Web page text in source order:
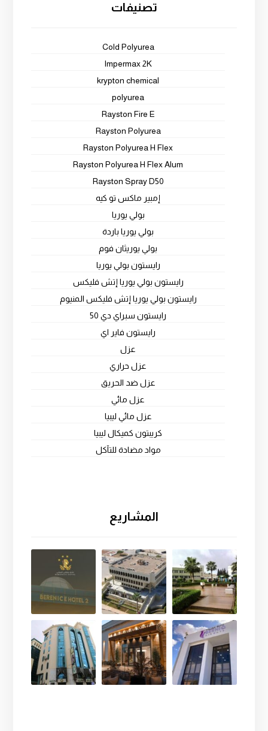
تصنيفات
Cold Polyurea
Impermax 2K
krypton chemical
polyurea
Rayston Fire E
Rayston Polyurea
Rayston Polyurea H Flex
Rayston Polyurea H Flex Alum
Rayston Spray D50
إمبير ماكس تو كيه
بولي يوريا
بولي يوريا باردة
بولي يوريثان فوم
رايستون بولي يوريا
رايستون بولي يوريا إتش فليكس
رايستون بولي يوريا إتش فليكس المنيوم
رايستون سبراي دي 50
رايستون فاير اي
عزل
عزل حراري
عزل ضد الحريق
عزل مائي
عزل مائي ليبيا
كريبتون كميكال ليبيا
مواد مضادة للتآكل
المشاريع